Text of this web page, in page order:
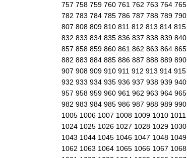
757 758 759 760 761 762 763 764 765
782 783 784 785 786 787 788 789 790
807 808 809 810 811 812 813 814 815
832 833 834 835 836 837 838 839 840
857 858 859 860 861 862 863 864 865
882 883 884 885 886 887 888 889 890
907 908 909 910 911 912 913 914 915
932 933 934 935 936 937 938 939 940
957 958 959 960 961 962 963 964 965
982 983 984 985 986 987 988 989 990
1005 1006 1007 1008 1009 1010 1011
1024 1025 1026 1027 1028 1029 1030
1043 1044 1045 1046 1047 1048 1049
1062 1063 1064 1065 1066 1067 1068